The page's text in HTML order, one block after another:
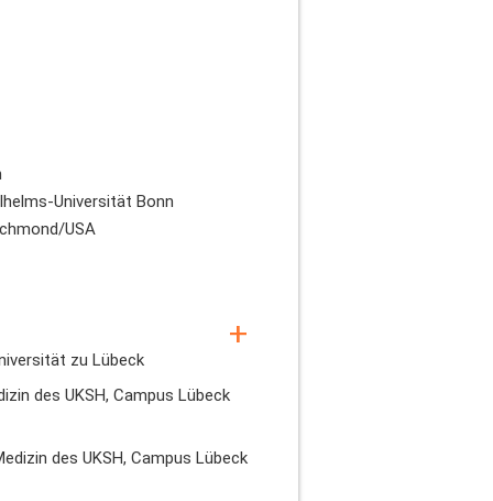
Universität Bonn
USA
zu Lübeck
des UKSH, Campus Lübeck
des UKSH, Campus Lübeck